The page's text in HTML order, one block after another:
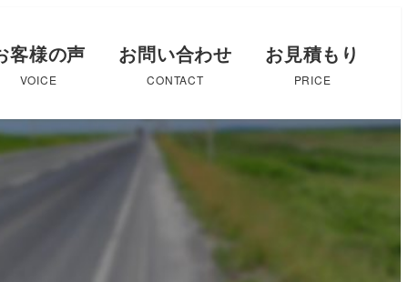
客様の声
VOICE
お問い合わせ
CONTACT
お見積もり
PRICE